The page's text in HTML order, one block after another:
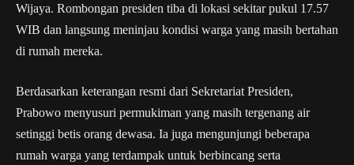
Wijaya. Rombongan presiden tiba di lokasi sekitar pukul 17.57
WIB dan langsung meninjau kondisi warga yang masih bertahan
di rumah mereka.
Berdasarkan keterangan resmi dari Sekretariat Presiden,
Prabowo menyusuri permukiman yang masih tergenang air
setinggi betis orang dewasa. Ia juga mengunjungi beberapa
rumah warga yang terdampak untuk berbincang serta